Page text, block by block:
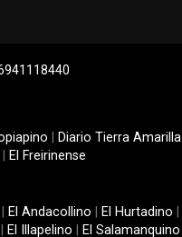
Diario Tierra Amarilla
El Freirinense
El Andacollino El Hurtadino
El Illapelino El Salamanquino